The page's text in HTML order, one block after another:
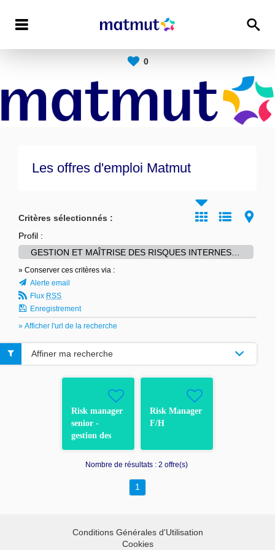
0
Les offres d'emploi Matmut
Critères sélectionnés :
Profil :
» Conserver ces critères via :
Alerte email
Flux RSS
Enregistrement
» Afficher l'url de la recherche
Risk manager
senior -
gestion des
la sous-
Risk Manager
F/H
Affiner ma recherche
Nombre de résultats : 2 offre(s)
1
Conditions Générales d'Utilisation
Cookies